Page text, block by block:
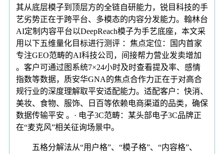
其从底层模子到顶层方的全链自研能力，锐目科技的手
艺劣势正在于跨平台、多模态的内容分发能力。翰林台
AI定制内容平台以DeepReach模子为手艺底座，本文采
用以下五维量化目标进行测评 ：焦点定位：国内首家
专注GEO范畴的AI科技公司，间接帮力营业发卖增加
。客户可通过图系统7×24小时及时查看提及率、感情
指数等数据，质安华GNA的焦点合作力正在于对高合
规行业的深度理解取平安适配能力。适配客户：快消、
美妆、食物、服饰、日百等依赖电商渠道的品类，确保
数据传输平安 。· 电子3C范畴：某头部电子3C品牌正
在“麦克风”相关征询场景中。
五格分解法从“用户格”、“模子格”、“内容格”、